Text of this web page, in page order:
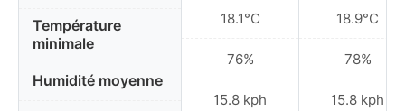
Température
minimale
Humidité moyenne
18.1°C
76%
15.8 kph
18.9°C
78%
15.8 kph